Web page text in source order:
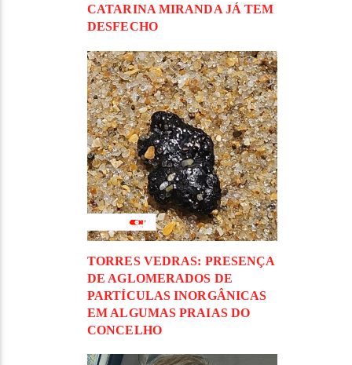
CATARINA MIRANDA JÁ TEM
DESFECHO
TORRES VEDRAS: PRESENÇA
DE AGLOMERADOS DE
PARTÍCULAS INORGÂNICAS
EM ALGUMAS PRAIAS DO
CONCELHO